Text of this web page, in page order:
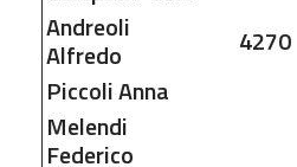
Andreoli
Alfredo
4270
PiccoliAnna
Melendi
Federico